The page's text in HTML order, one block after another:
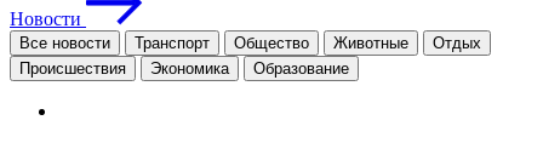
Новости
Все новости Транспорт Общество Животные
Отдых
Проиcшествия
Экономика Образование